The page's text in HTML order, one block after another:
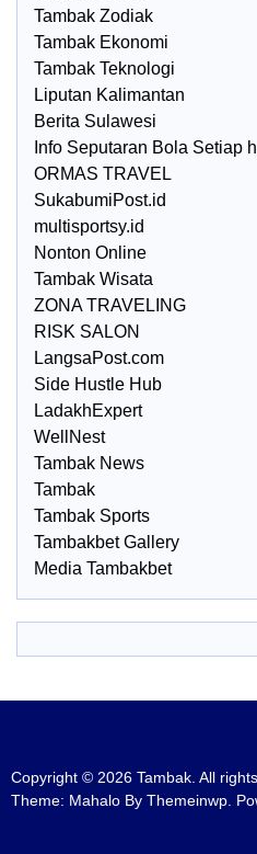
Tambak Zodiak
Tambak Ekonomi
Tambak Teknologi
Liputan Kalimantan
Berita Sulawesi
Info Seputaran Bola Setiap
ORMAS TRAVEL
SukabumiPost.id
multisportsy.id
Nonton Online
Tambak Wisata
ZONA TRAVELING
RISK SALON
LangsaPost.com
Side Hustle Hub
LadakhExpert
WellNest
Tambak News
Tambak
Tambak Sports
Tambakbet Gallery
Media Tambakbet
Copyright © 2026 Tambak. All
Theme: Mahalo By Themeinwp.